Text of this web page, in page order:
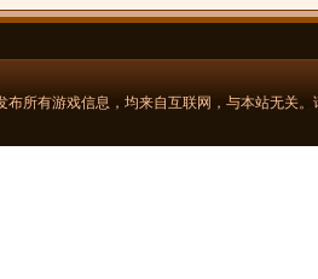
布所有游戏信息，均来自互联网，与本站无关